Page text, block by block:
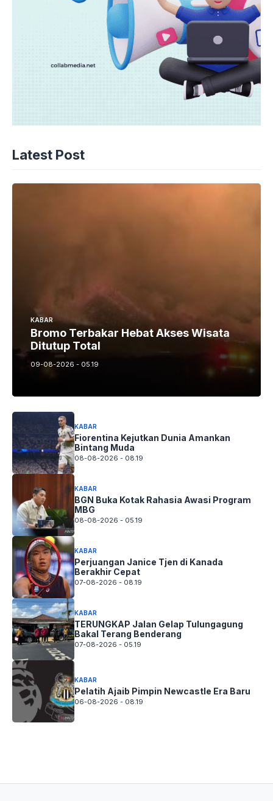
Latest Post
KABAR
Bromo Terbakar Hebat Akses Wisata
Ditutup Total
09-08-2026 - 05.19
KABAR
Fiorentina Kejutkan Dunia Amankan
Bintang Muda
08-08-2026 - 08.19
KABAR
BGN Buka Kotak Rahasia Awasi Program
MBG
08-08-2026 - 05.19
KABAR
Perjuangan Janice Tjen di Kanada
Berakhir Cepat
07-08-2026 - 08.19
KABAR
TERUNGKAP Jalan Gelap Tulungagung
Bakal Terang Benderang
07-08-2026 - 05.19
KABAR
Pelatih Ajaib Pimpin Newcastle Era Baru
06-08-2026 - 08.19